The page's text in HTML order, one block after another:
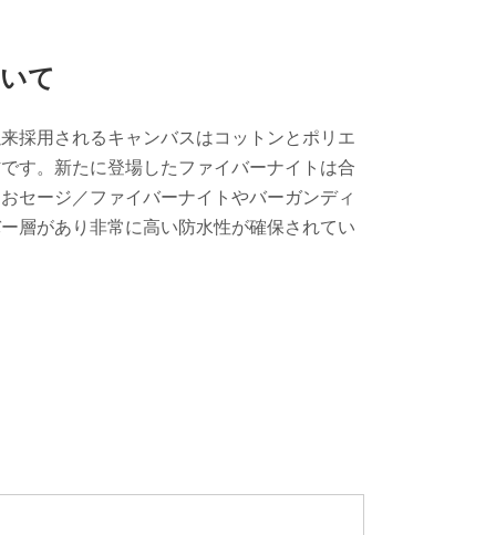
て
採用されるキャンバスはコットンとポリエ
す。新たに登場したファイバーナイトは合
セージ／ファイバーナイトやバーガンディ
層があり非常に高い防水性が確保されてい